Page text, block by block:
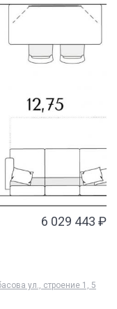
6 029 443 ₽
ул., строение 1, 5